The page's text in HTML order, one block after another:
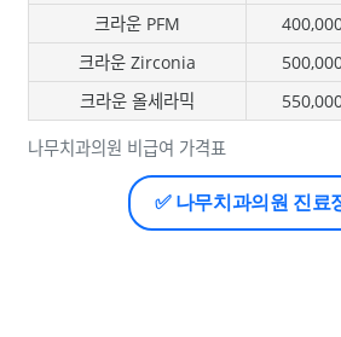
나무치과의원 비급여 가격표
크라운 PFM
크라운 Zirconia
크라운 올세라믹
✅ 나무치과의원 진료